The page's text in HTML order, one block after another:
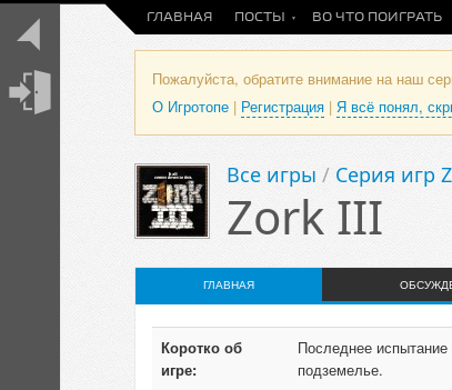
ГЛАВНАЯ ПОСТЫ ВО ЧТО ПОИГРАТЬ
Пожалуйста, обратите внимание на наш
О Игротопе | Регистрация | Я всё понял,
Все игры / Серия игр
Zork III
ГЛАВНАЯ
Коротко об
игре:
Последнее
подземелье.